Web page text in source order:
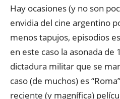
Hay ocasiones (y no son
envidia del cine argentino
menos tapujos, episodios
en este caso la asonada de
dictadura militar que se
caso (de muchos) es
reciente (y magnífica)